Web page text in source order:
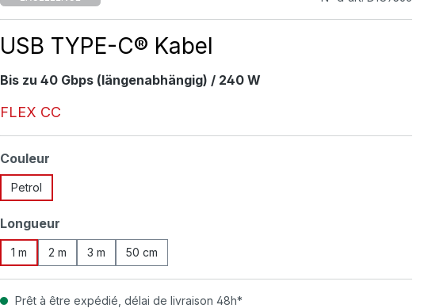
USB TYPE-C® Kabel
Bis zu 40 Gbps (längenabhängig) / 240 W
FLEX CC
Sélectionnez
Couleur
Petrol
Sélectionnez
Longueur
1 m 2 m 3 m 50 cm
Prêt à être expédié, délai de livraison 48h*